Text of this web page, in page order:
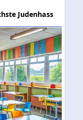
Judenhass